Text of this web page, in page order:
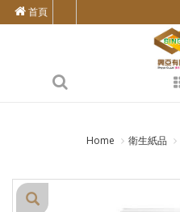
首頁
Home 衛生紙品